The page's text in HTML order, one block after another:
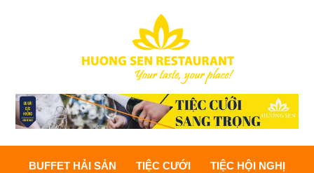
BUFFET HẢI SẢN TIỆC CƯỚI
TIỆC HỘI NGHỊ